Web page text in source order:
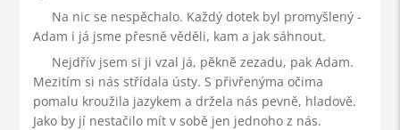
Na nic se nespěchalo. Každý dotek byl promyšlený -
Adam i já jsme přesně věděli, kam a jak sáhnout.
Nejdřív jsem si ji vzal já, pěkně zezadu, pak Adam.
Mezitím si nás střídala ústy. S přivřenýma očima
pomalu kroužila jazykem a držela nás pevně, hladově.
Jako by jí nestačilo mít v sobě jen jednoho z nás.